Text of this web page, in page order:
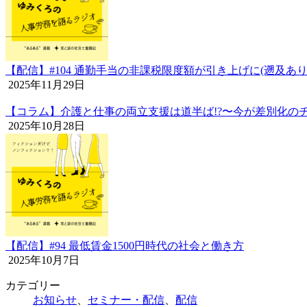
【配信】#104 通勤手当の非課税限度額が引き上げに(遡及あ
2025年11月29日
【コラム】介護と仕事の両立支援は道半ば!?〜今が差別化の
2025年10月28日
【配信】#94 最低賃金1500円時代の社会と働き方
2025年10月7日
カテゴリー
お知らせ
セミナー・配信 配信